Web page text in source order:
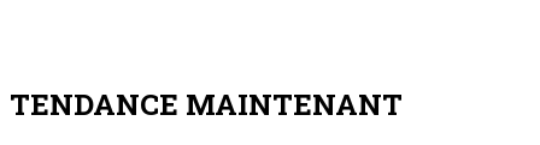
TENDANCE MAINTENANT